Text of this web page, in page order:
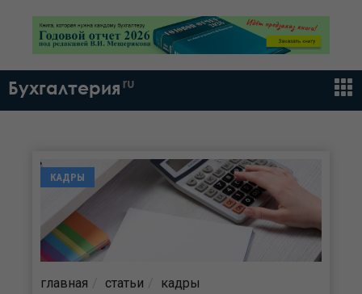
Бухгалтерия ru
КАДРЫ
главная статьи кадры